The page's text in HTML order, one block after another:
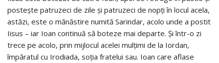
postește patruzeci de zile și patruzeci de nopți în locul acela,
astăzi, este o mănăstire numită Sarindar, acolo unde a postit
Iisus – iar Ioan continuă să boteze mai departe. Și într-o zi
trece pe acolo, prin mijlocul acelei mulțimi de la Iordan,
împăratul cu Irodiada, soția fratelui sau. Ioan care aflase